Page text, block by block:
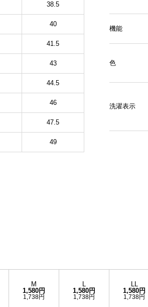
38.5
40
41.5
43
44.5
46
47.5
49
機能
色
洗濯表示
M
1,580円
1,738円
L
1,580円
1,738円
LL
1,580円
1,738円